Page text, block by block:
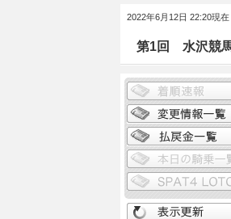
2022年6月12日 22:20現在
第1回 水沢競